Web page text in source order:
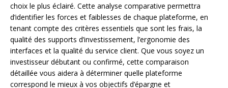
choix le plus éclairé. Cette analyse comparative permettra
d’identifier les forces et faiblesses de chaque plateforme, en
tenant compte des critères essentiels que sont les frais, la
qualité des supports d’investissement, l’ergonomie des
interfaces et la qualité du service client. Que vous soyez un
investisseur débutant ou confirmé, cette comparaison
détaillée vous aidera à déterminer quelle plateforme
correspond le mieux à vos objectifs d’épargne et